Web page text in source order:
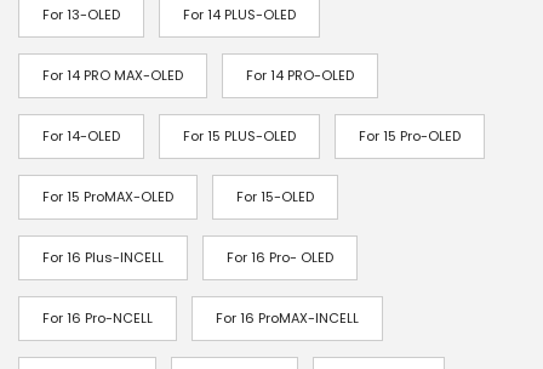
3
0
,
4
7
€
à
4
7
For 13-OLED For 14 PLUS-OLED
For 14 PRO MAX-OLED For 14 PRO-OLED
For 14-OLED For 15 PLUS-OLED For 15 Pro-OLED
For 15 ProMAX-OLED For 15-OLED
For 16 Plus-INCELL For 16 Pro- OLED
For 16 Pro-NCELL For 16 ProMAX-INCELL